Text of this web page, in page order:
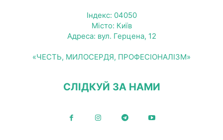
Індекс: 04050
Місто: Київ
Адреса: вул. Герцена, 12
«ЧЕСТЬ, МИЛОСЕРДЯ, ПРОФЕСІОНАЛІЗМ»
СЛІДКУЙ ЗА НАМИ